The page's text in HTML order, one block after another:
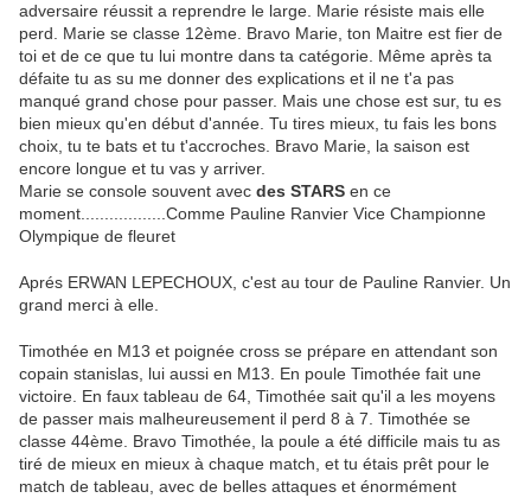
adversaire réussit a reprendre le large. Marie résiste mais elle
perd. Marie se classe 12ème. Bravo Marie, ton Maitre est fier de
toi et de ce que tu lui montre dans ta catégorie. Même après ta
défaite tu as su me donner des explications et il ne t'a pas
manqué grand chose pour passer. Mais une chose est sur, tu es
bien mieux qu'en début d'année. Tu tires mieux, tu fais les bons
choix, tu te bats et tu t'accroches. Bravo Marie, la saison est
encore longue et tu vas y arriver.
Marie se console souvent avec des STARS en ce
moment..................Comme Pauline Ranvier Vice Championne
Olympique de fleuret
Aprés ERWAN LEPECHOUX, c'est au tour de Pauline Ranvier. Un
grand merci à elle.
Timothée en M13 et poignée cross se prépare en attendant son
copain stanislas, lui aussi en M13. En poule Timothée fait une
victoire. En faux tableau de 64, Timothée sait qu'il a les moyens
de passer mais malheureusement il perd 8 à 7. Timothée se
classe 44ème. Bravo Timothée, la poule a été difficile mais tu as
tiré de mieux en mieux à chaque match, et tu étais prêt pour le
match de tableau, avec de belles attaques et énormément